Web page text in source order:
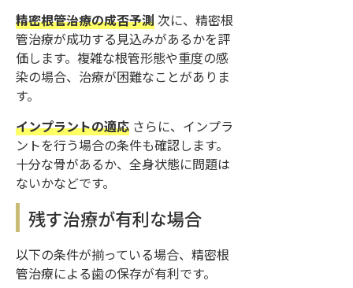
精密根管治療の成否予測次に、精密根
管治療が成功する見込みがあるかを評
価します。複雑な根管形態や重度の感
染の場合、治療が困難なことがありま
す。
インプラントの適応 さらに、インプラ
ントを行う場合の条件も確認します。
十分な骨があるか、全身状態に問題は
ないかなどです。
残す治療が有利な場合
以下の条件が揃っている場合、精密根
管治療による歯の保存が有利です。